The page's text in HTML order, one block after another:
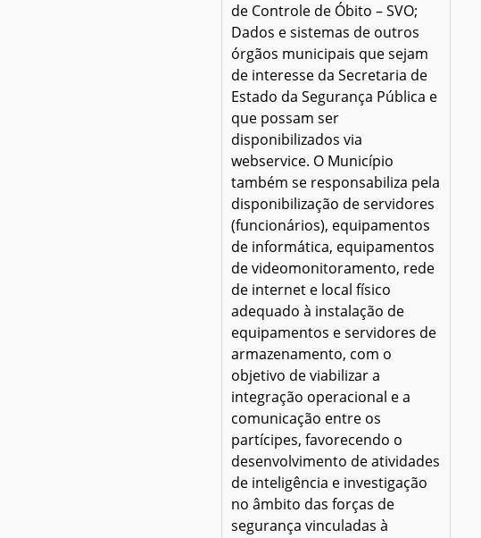
de Controle de Óbito – SVO;
Dados e sistemas de outros
órgãos municipais que sejam
de interesse da Secretaria de
Estado da Segurança Pública e
que possam ser
disponibilizados via
webservice. O Município
também se responsabiliza pela
disponibilização de servidores
(funcionários), equipamentos
de informática, equipamentos
de videomonitoramento, rede
de internet e local físico
adequado à instalação de
equipamentos e servidores de
armazenamento, com o
objetivo de viabilizar a
integração operacional e a
comunicação entre os
partícipes, favorecendo o
desenvolvimento de atividades
de inteligência e investigação
no âmbito das forças de
segurança vinculadas à